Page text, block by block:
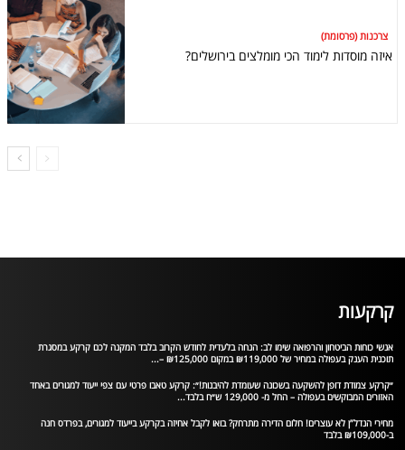
צרכנות (פרסומת)
איזה מוסדות לימוד הכי מומלצים בירושלים?
קרקעות
אנשי כוחות הביטחון והרפואה שימו לב: הנחה בלעדית לחודש הקרוב בלבד המקנה לכם קרקע במסגרת
תוכנית הענק בעפולה במחיר של ₪119,000 במקום ₪125,000 –...
״קרקע צמודת דופן להשקעה בשכונה שעומדת להיבנות!״: קרקע טאבו פרטי עם צפי ייעוד למגורים באחד
האזורים המבוקשים בעפולה – החל מ- 129,000 ש״ח בלבד...
מחירי הנדל”ן לא עוצרים! חלום הדירה מתרחק? בואו לקבל אחיזה בקרקע בייעוד למגורים, בפרדס חנה
ב-₪109,000 בלבד